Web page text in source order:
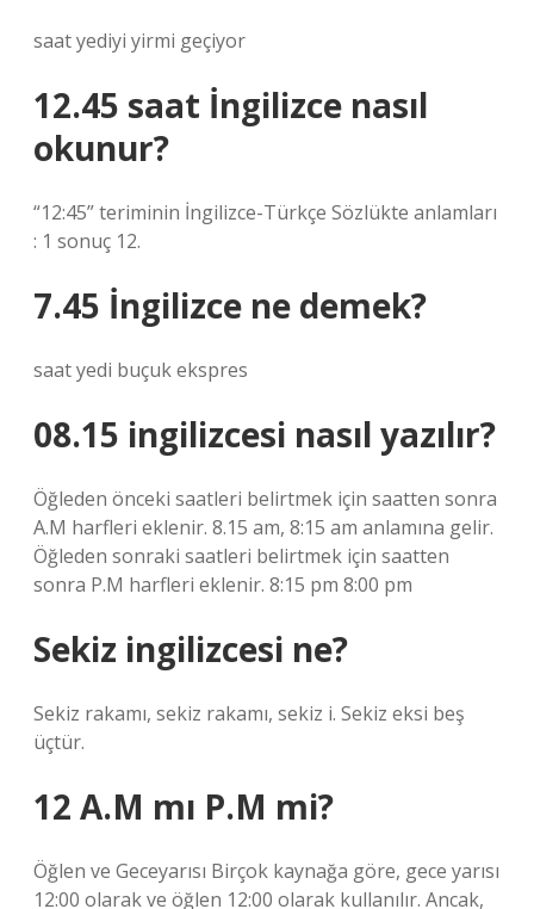
saat yediyi yirmi geçiyor
12.45 saat İngilizce nasıl
okunur?
“12:45” teriminin İngilizce-Türkçe Sözlükte anlamları
: 1 sonuç 12.
7.45 İngilizce ne demek?
saat yedi buçuk ekspres
08.15 ingilizcesi nasıl yazılır?
Öğleden önceki saatleri belirtmek için saatten sonra
A.M harfleri eklenir. 8.15 am, 8:15 am anlamına gelir.
Öğleden sonraki saatleri belirtmek için saatten
sonra P.M harfleri eklenir. 8:15 pm 8:00 pm
Sekiz ingilizcesi ne?
Sekiz rakamı, sekiz rakamı, sekiz i. Sekiz eksi beş
üçtür.
12 A.M mı P.M mi?
Öğlen ve Geceyarısı Birçok kaynağa göre, gece yarısı
12:00 olarak ve öğlen 12:00 olarak kullanılır. Ancak,